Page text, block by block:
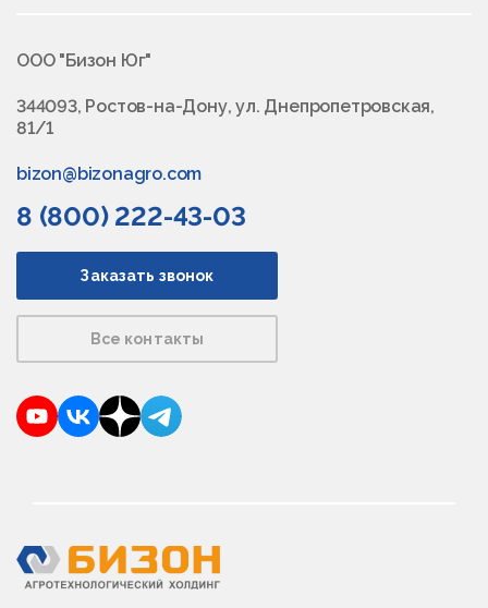
ООО "Бизон Юг"
344093, Ростов-на-Дону, ул. Днепропетровская,
81/1
bizon@bizonagro.com
8 (800) 222-43-03
Заказать звонок
Все контакты
YouTubeVKontakte
DzenTelegram